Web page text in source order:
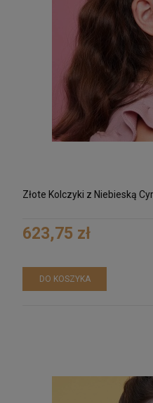
Złote Kolczyki z Niebieską
623,75 zł
DO KOSZYKA